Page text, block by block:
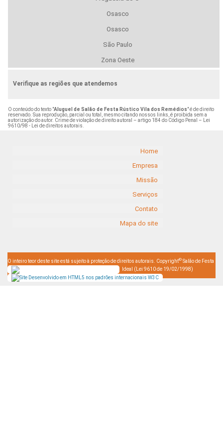
Osasco
Osasco
São Paulo
Zona Oeste
Verifique as regiões que atendemos
O conteúdo do texto "Aluguel de Salão de Festa Rústico Vila dos Remédios" é de direito
reservado. Sua reprodução, parcial ou total, mesmo citando nossos links, é proibida sem a
autorização do autor. Crime de violação de direito autoral – artigo 184 do Código Penal –
Lei
9610/98 - Lei de direitos autorais
Home
Empresa
Missão
Serviços
Contato
Mapa do site
O inteiro teor deste site está sujeito à proteção de direitos autorais. Copyright© Salão de Festa
Ideal (Lei 9610 de 19/02/1998)